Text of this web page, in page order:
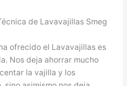
de Lavavajillas Smeg
ofrecido el Lavavajillas es
Nos deja ahorrar mucho
la vajilla y los